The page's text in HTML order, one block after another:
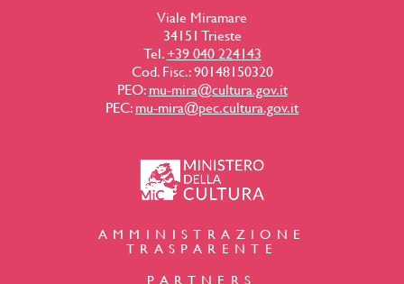
Viale Miramare
34151 Trieste
Tel. +39 040 224143
Cod. Fisc.: 90148150320
PEO: mu-mira@cultura.gov.it
PEC: mu-mira@pec.cultura.gov.it
AMMINISTRAZIONE
TRASPARENTE
PARTNERS